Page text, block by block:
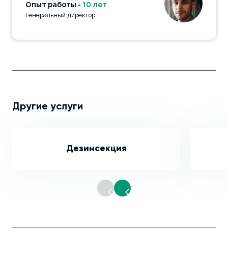
Опыт работы - 10 лет
Генеральный директор
Другие услуги
Дезинсекция